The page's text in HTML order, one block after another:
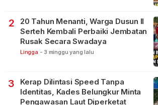
2
20 Tahun Menanti, Warga Dusun II
Serteh Kembali Perbaiki Jembatan
Rusak Secara Swadaya
Lingga - 3 minggu yang lalu
3
Kerap Dilintasi Speed Tanpa
Identitas, Kades Belungkur Minta
Pengawasan Laut Diperketat